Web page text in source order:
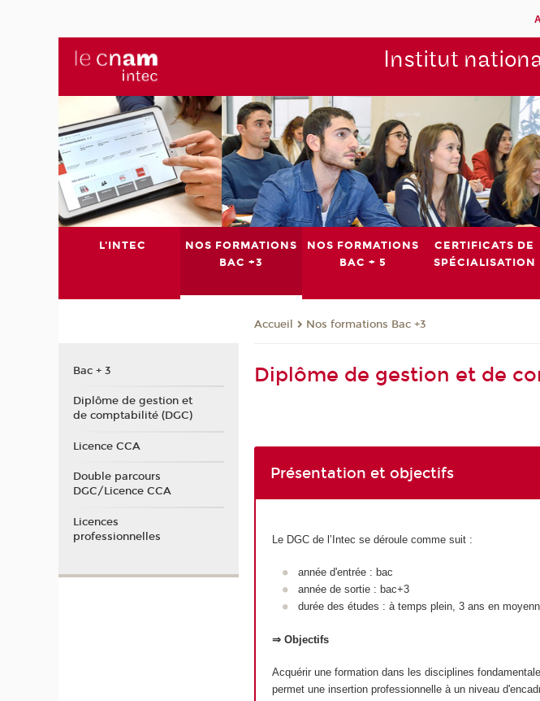
Institut
L'INTEC
NOS FORMATIONS
BAC +3
NOS FORMATIONS
BAC + 5
CERTIFICATS DE
SPÉCIALISATION
Accueil Nos formations Bac +3
Diplôme de gestion et de
Présentation et objectifs
Le DGC de l’Intec se déroule comme suit :
année d'entrée : bac
année de sortie : bac+3
durée des études : à temps plein, 3 ans en
⇒ Objectifs
Acquérir une formation dans les disciplines
permet une insertion professionnelle à un niveau
Bac + 3
Diplôme de gestion et
de comptabilité (DGC)
Licence CCA
Double parcours
DGC/Licence CCA
Licences
professionnelles